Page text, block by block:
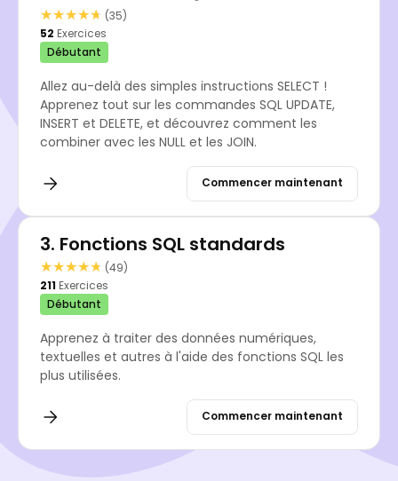
★★★★★
★★★★★ (35)
52 Exercices
Débutant
Allez au-delà des simples instructions SELECT !
Apprenez tout sur les commandes SQL UPDATE,
INSERT et DELETE, et découvrez comment les
combiner avec les NULL et les JOIN.
Commencer maintenant
3. Fonctions SQL standards
★★★★★
★★★★★ (49)
211 Exercices
Débutant
Apprenez à traiter des données numériques,
textuelles et autres à l'aide des fonctions SQL les
plus utilisées.
Commencer maintenant